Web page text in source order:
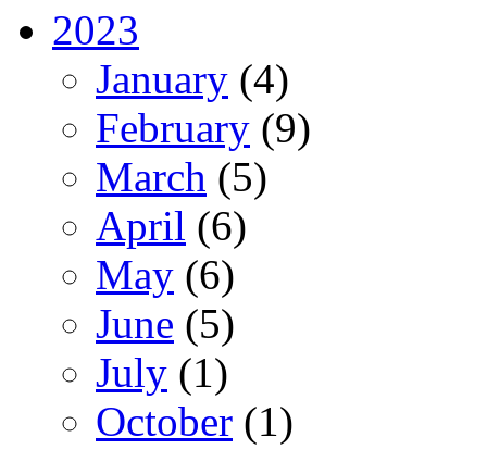
2023
January (4)
February (9)
March (5)
April (6)
May (6)
June (5)
July (1)
October (1)